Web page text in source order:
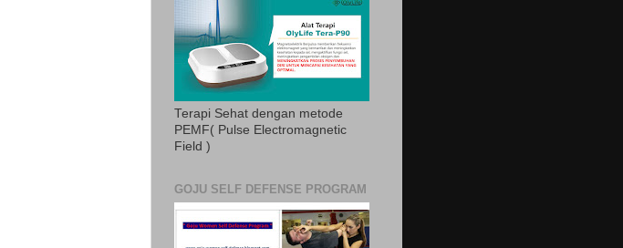
Terapi Sehat dengan metode
PEMF( Pulse Electromagnetic
Field )
GOJU SELF DEFENSE PROGRAM